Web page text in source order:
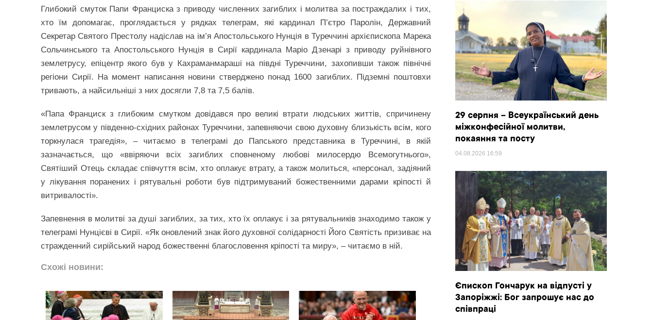
Глибокий смуток Папи Франциска з приводу численних загиблих і молитва за постраждалих і тих,
хто їм допомагає, проглядається у рядках телеграм, які кардинал П’єтро Паролін, Державний
Секретар Святого Престолу надіслав на ім’я Апостольського Нунція в Туреччині архієпископа Марека
Сольчинського та Апостольського Нунція в Сирії кардинала Маріо Дзенарі з приводу руйнівного
землетрусу, епіцентр якого був у Кахраманмараші на півдні Туреччини, захопивши також північні
регіони Сирії. На момент написання новини стверджено понад 1600 загиблих. Підземні поштовхи
тривають, а найсильніші з них досягли 7,8 та 7,5 балів.
«Папа Франциск з глибоким смутком довідався про великі втрати людських життів, спричинену
землетрусом у південно-східних районах Туреччини, запевняючи свою духовну близькість всім, кого
торкнулася трагедія», – читаємо в телеграмі до Папського представника в Туреччині, в якій
зазначається, що «ввіряючи всіх загиблих сповненому любові милосердю Всемогутнього»,
Святіший Отець складає співчуття всім, хто оплакує втрату, а також молиться, «персонал, задіяний
у лікування поранених і рятувальні роботи був підтримуваний божественними дарами кріпості й
витривалості».
Запевнення в молитві за душі загиблих, за тих, хто їх оплакує і за рятувальників знаходимо також у
телеграмі Нунцієві в Сирії. «Як оновлений знак його духовної солідарності Його Святість призиває на
стражденний сирійський народ божественні благословення кріпості та миру», – читаємо в ній.
Схожі новини:
29 серпня – Всеукраїнський день
міжконфесійної молитви,
покаяння та посту
04.08.2026 16:59
Єпископ Гончарук на відпусті у
Запоріжжі: Бог запрошує нас до
співпраці